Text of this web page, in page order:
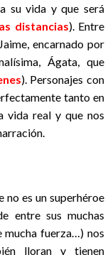
su vida y que será
distancias). Entre
encarnado por
Ágata, que
). Personajes con
tanto en
vida real y que nos
no es un superhéroe
entre sus muchas
mucha fuerza…) nos
lloran y tienen